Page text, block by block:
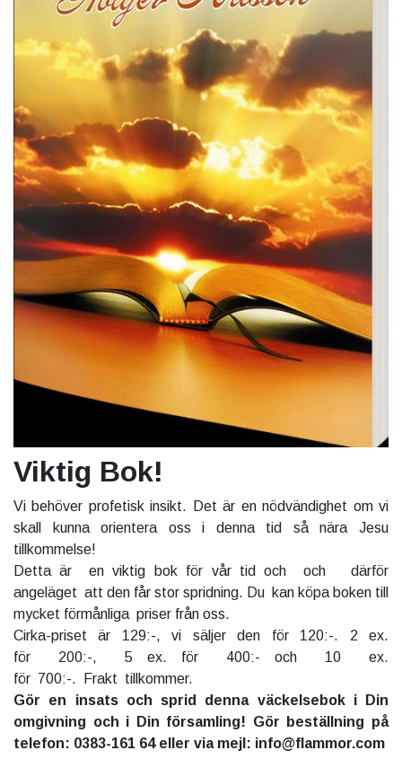
Viktig Bok!
Vi behöver profetisk insikt. Det är en nödvändighet om vi
skall kunna orientera oss i denna tid så nära Jesu
tillkommelse!
Detta är en viktig bok för vår tid och och därför
angeläget att den får stor spridning. Du kan köpa boken till
mycket förmånliga priser från oss.
Cirka-priset är 129:-, vi säljer den för 120:-. 2 ex.
för 200:-, 5 ex. för 400:- och 10 ex.
för 700:-. Frakt tillkommer.
Gör en insats och sprid denna väckelsebok i Din
omgivning och i Din församling! Gör beställning på
telefon: 0383-161 64 eller via mejl: info@flammor.com